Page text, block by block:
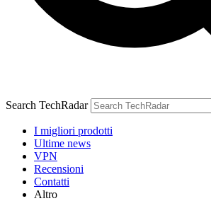
Search TechRadar
I migliori prodotti
Ultime news
VPN
Recensioni
Contatti
Altro